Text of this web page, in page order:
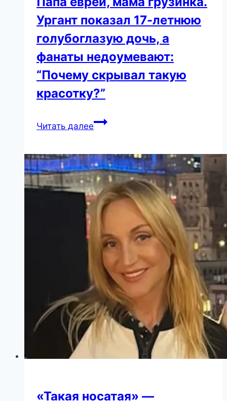
Ургант показал 17-летнюю
голубоглазую дочь, а
фанаты недоумевают:
“Почему скрывал такую
красотку?”
Читать далееПапа
грузинка.
Ургант
показал
17-
летнюю
голубоглазую
дочь,
фанаты
недоумевают:
“Почему
скрывал
такую
красотку?”
«Такая носатая» —